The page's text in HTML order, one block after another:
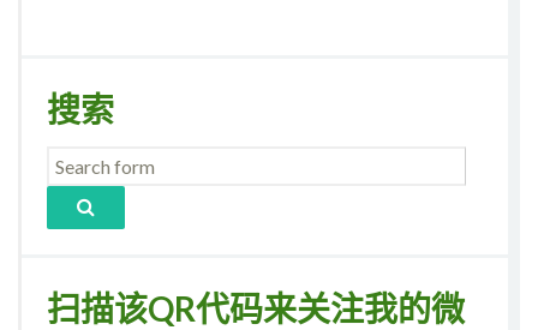
搜索
扫描该QR代码来关注我的微